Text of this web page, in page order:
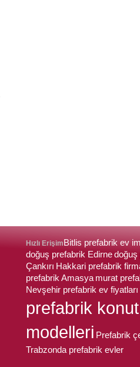
Hızlı Erişim Bitlis prefabrik ev
doğuş prefabrik Edirnedoğuş
Çankırı Hakkari prefabrik
prefabrik Amasya murat
Nevşehir prefabrik ev fiyatları
prefabrik konut
modelleri Prefabrik
Trabzonda prefabrik evler